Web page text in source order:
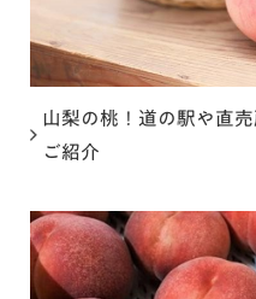
山梨の桃！道の駅や直
ご紹介